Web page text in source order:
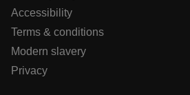
Accessibility
Terms & conditions
Modern slavery
Privacy